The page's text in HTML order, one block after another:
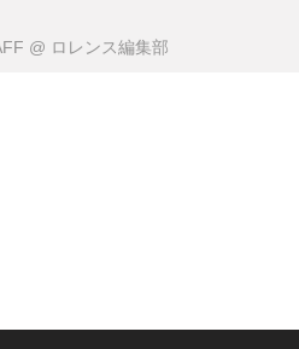
@ ロレンス編集部